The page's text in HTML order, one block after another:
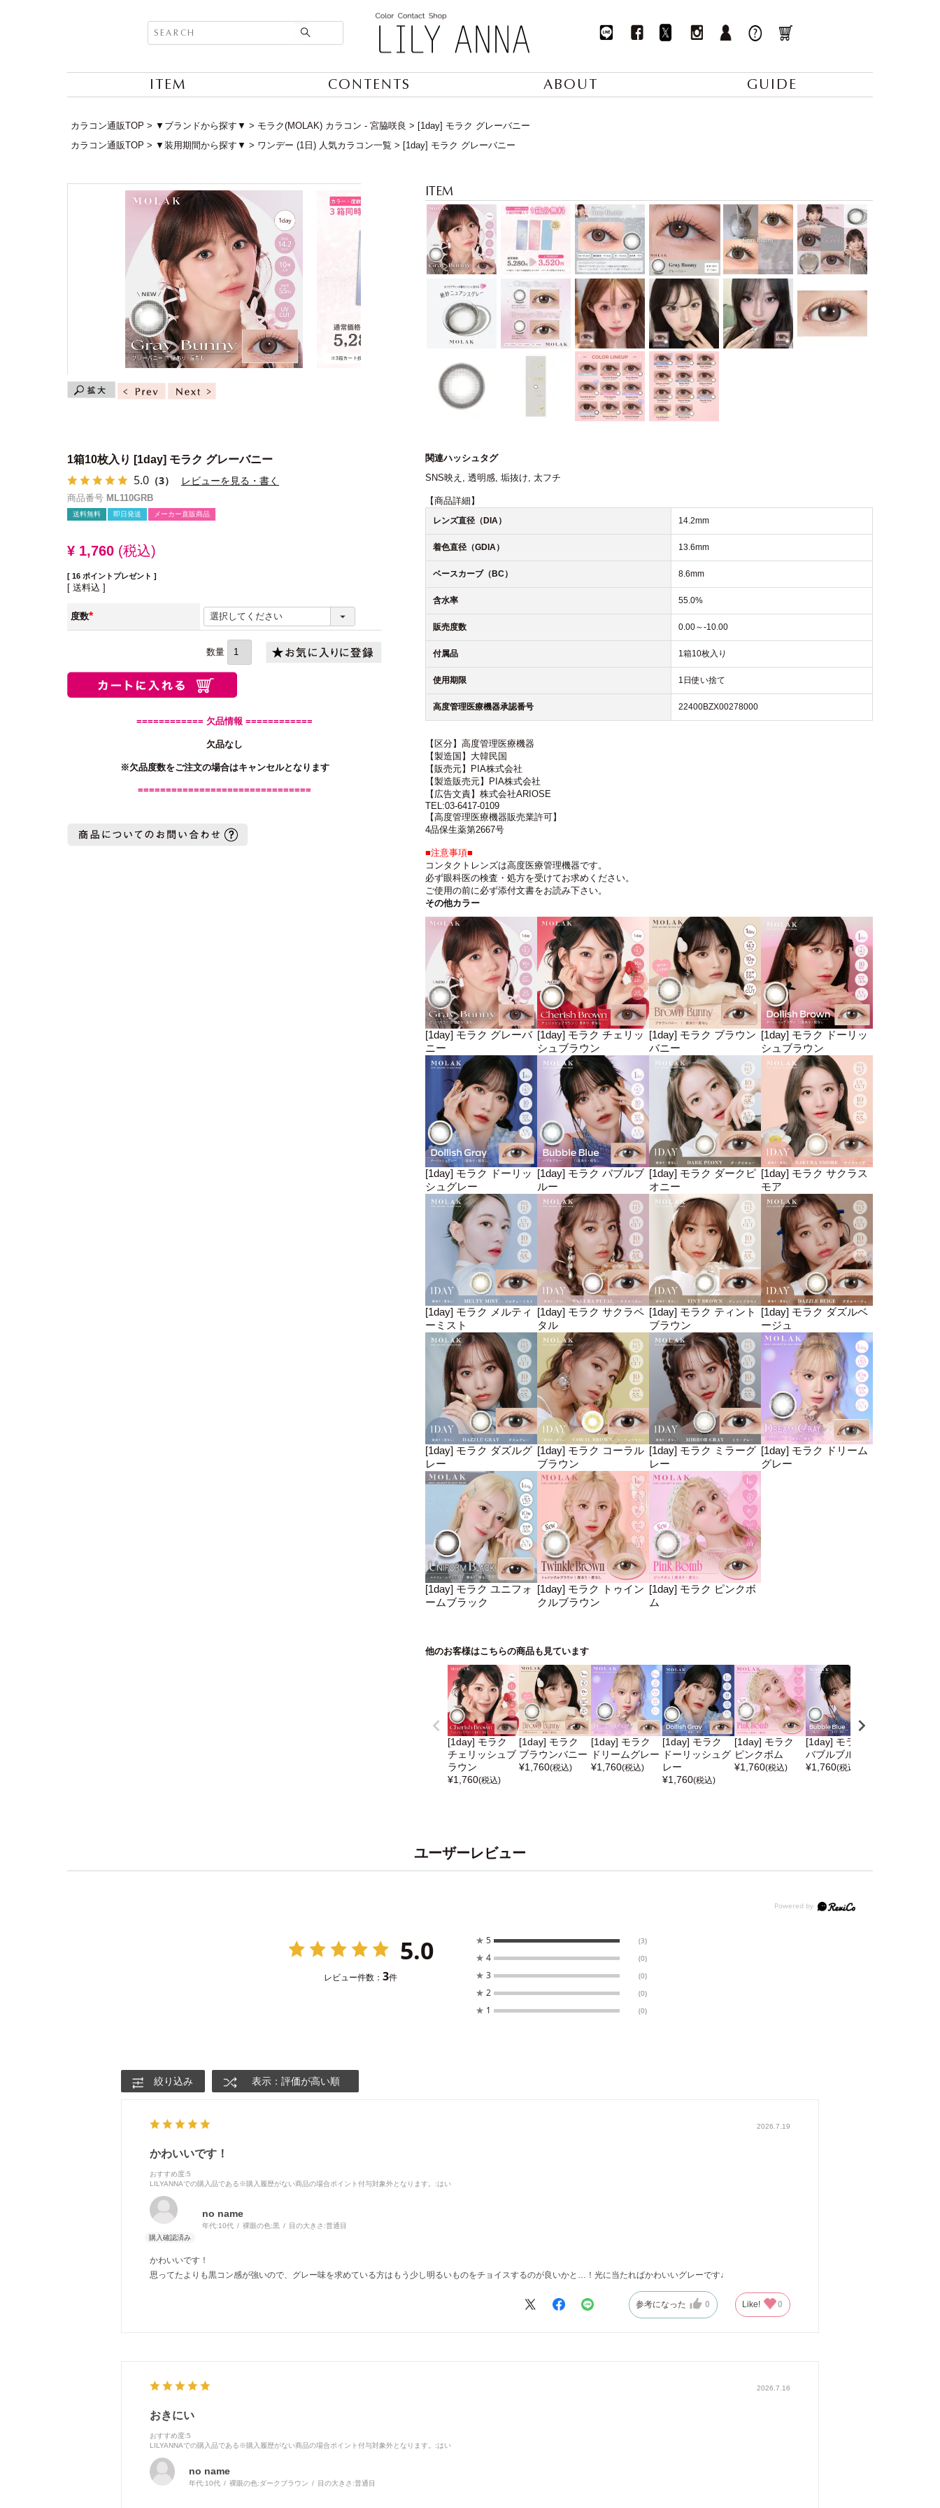
ITEM CONTENTS ABOUT GUIDE
カラコン通販TOP ▼ブランドから探す▼ モラク(MOLAK) カラコン - 宮脇咲良
[1day] モラク グレーバニー
カラコン通販TOP
▼装用期間から探す▼ ワンデー (1日) 人気カラコン一覧 [1day] モラク グレーバニー
1箱10枚入り [1day] モラク グレーバニー
5.0 （3） レビューを見る・書く
商品番号 ML110GRB
送料無料 即日発送 メーカー直販商品
¥ 1,760 税込
[ 16 ポイントプレゼント ]
送料込
度数
(必
============ 欠品情報 ============
欠品なし
※欠品度数をご注文の場合はキャンセルとなります
===============================
関連ハッシュタグ
SNS映え , 透明感, 垢抜け, 太フチ
【商品詳細】
レンズ直径（DIA） 14.2mm
着色直径（GDIA） 13.6mm
ベースカーブ（BC） 8.6mm
含水率 55.0%
販売度数 0.00～-10.00
付属品 1箱10枚入り
使用期限 1日使い捨て
高度管理医療機器承認番号 22400BZX00278000
【区分】高度管理医療機器
【製造国】大韓民国
【販売元】PIA株式会社
【製造販売元】PIA株式会社
【広告文責】株式会社ARIOSE
TEL:03-6417-0109
【高度管理医療機器販売業許可】
4品保生薬第2667号
■注意事項■
コンタクトレンズは高度医療管理機器です。
必ず眼科医の検査・処方を受けてお求めください。
ご使用の前に必ず添付文書をお読み下さい。
その他カラー
[1day] モラク グレーバ
ニー
[1day] モラク チェリッ
シュブラウン
[1day] モラク ブラウン
バニー
[1day] モラク ドーリッ
シュブラウン
[1day] モラク ドーリッ
シュグレー
[1day] モラク バブルブ
ルー
[1day] モラク ダークピ
オニー
[1day] モラク サクラス
モア
[1day] モラク メルティ
ーミスト
[1day] モラク サクラペ
タル
[1day] モラク ティント
ブラウン
[1day] モラク ダズルベ
ージュ
[1day] モラク ダズルグ
レー
[1day] モラク コーラル
ブラウン
[1day] モラク ミラーグ
レー
[1day] モラク ドリーム
グレー
[1day] モラク ユニフォ
ームブラック
[1day] モラク トゥイン
クルブラウン
[1day] モラク ピンクボ
ム
他のお客様はこちらの商品も見ています
[1day] モラク
チェリッシュブ
ラウン
¥1,760(税込)
[1day] モラク
ブラウンバニー
¥1,760(税込)
[1day] モラク
ドリームグレー
¥1,760(税込)
[1day] モラク
ドーリッシュグ
レー
¥1,760(税込)
[1day] モラク
ピンクボム
¥1,760(税込)
[1day] モラク
バブルブルー
¥1,760(税込)
ユーザーレビュー
5.0
レビュー件数： 3件
★ 5 (3)
★ 4 (0)
★ 3 (0)
★ 2 (0)
★ 1 (0)
絞り込み 表示：評価が高い順
2026.7.19
かわいいです！
おすすめ度:5
LILYANNAでの購入品である※購入履歴がない商品の場合ポイント付与対象外となります。 :はい
no name
年代:10代 裸眼の色:黒 目の大きさ:普通目
かわいいです！
思ってたよりも黒コン感が強いので、グレー味を求めている方はもう少し明るいものをチョイスするのが良いかと…！光に当たればかわいいグレーです♩
参考になった 0 Like! 0
2026.7.16
おきにい
おすすめ度:5
LILYANNAでの購入品である※購入履歴がない商品の場合ポイント付与対象外となります。 :はい
no name
年代:10代 裸眼の色:ダークブラウン 目の大きさ:普通目